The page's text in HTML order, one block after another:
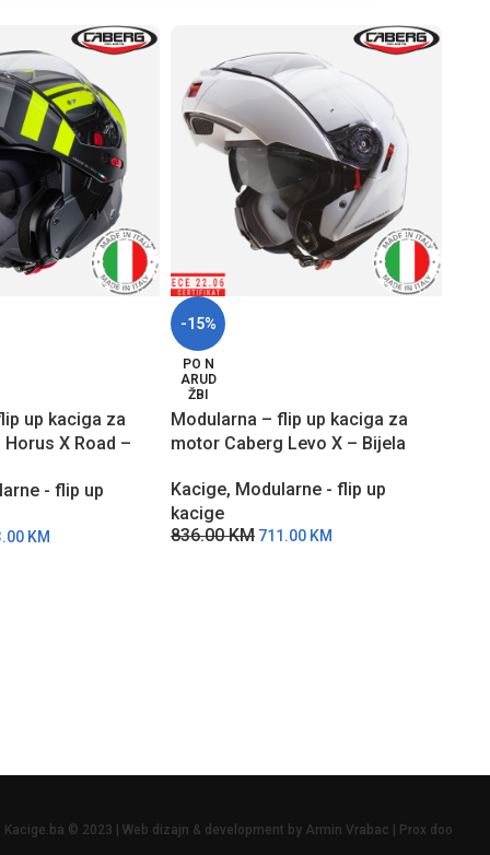
up kaciga za
X Road –
- flip up
KM
-15%
PO N
ARUD
ŽBI
Modularna – flip up kaciga za
motor Caberg Levo X – Bijela
Kacige, Modularne - flip up
kacige
836.00KM 711.00 KM
Kacige.ba © 2023 | Web dizajn & development by Armin Vrabac | Prox doo